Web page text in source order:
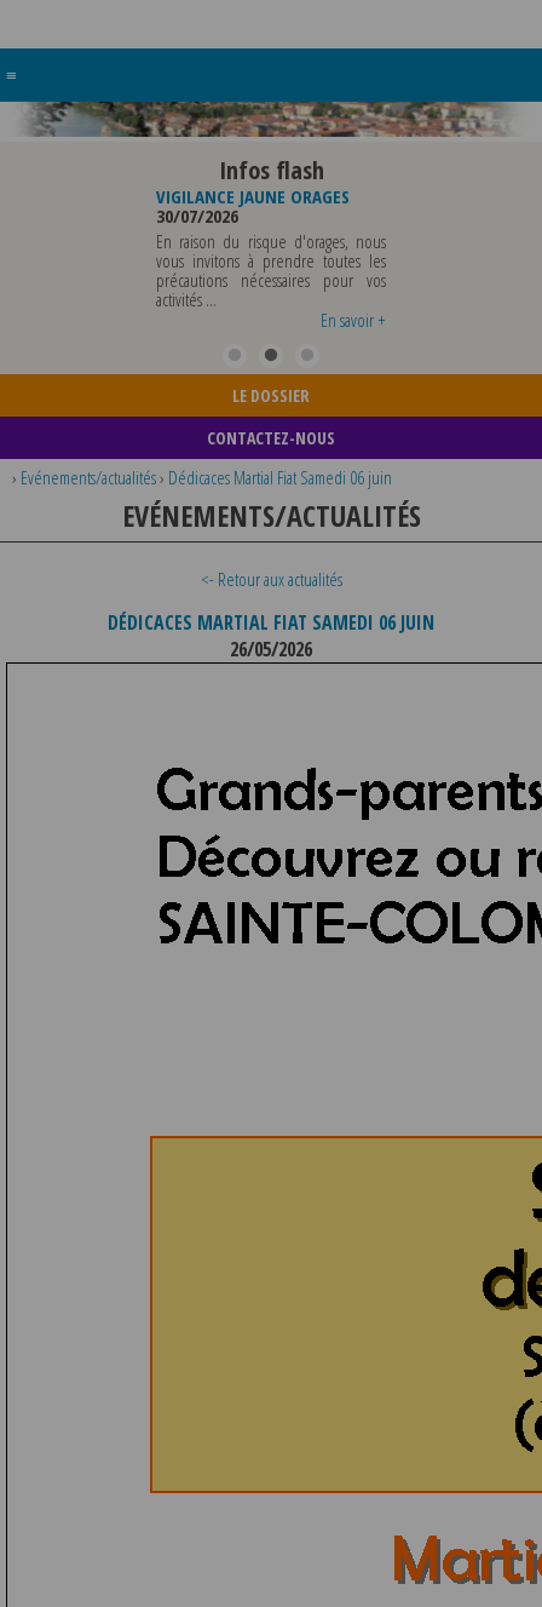
≡
Infos flash
JAUNE ORAGES
raison du risque d'orages, nous
invitons à prendre toutes les
nécessaires pour vos
VIGILANCE JAUNE PIC DE
CHALEUR
29/07/2026
Météo-France a placé le
département du Rhône et la
métropole de Lyon au niveau de
vigilance jaune ...
LE DOSSIER
CONTACTEZ-NOUS
› Evénements/actualités› Dédicaces Martial Fiat Samedi 06 juin
EVÉNEMENTS/ACTUALITÉS
<- Retour aux actualités
DÉDICACES MARTIAL FIAT SAMEDI 06 JUIN
26/05/2026